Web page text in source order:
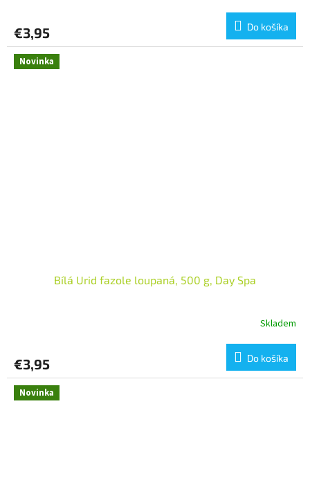
€3,95 Do košíka
Novinka
Bílá Urid fazole loupaná, 500 g, Day Spa
Skladem
€3,95 Do košíka
Novinka